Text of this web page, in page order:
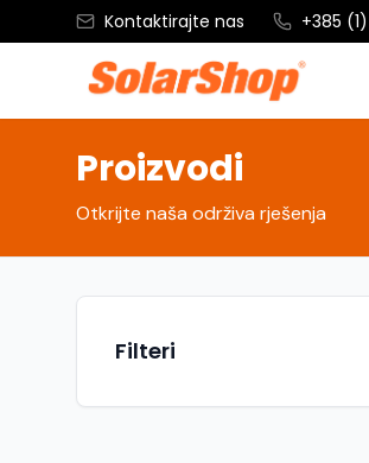
Kontaktirajte nas +385
Proizvodi
Otkrijte naša održiva rješenja
Filteri